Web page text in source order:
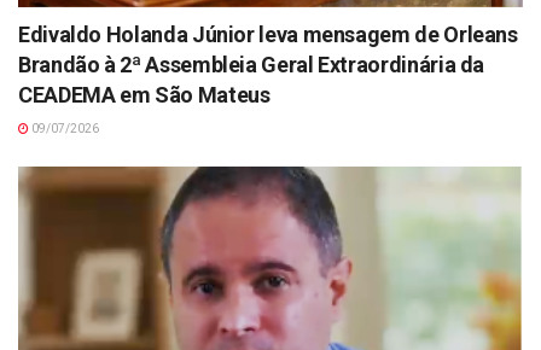
Edivaldo Holanda Júnior leva mensagem de Orleans
Brandão à 2ª Assembleia Geral Extraordinária da
CEADEMA em São Mateus
09/07/2026